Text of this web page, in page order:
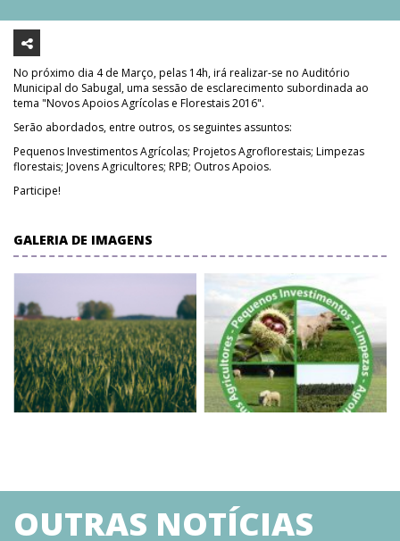
No próximo dia 4 de Março, pelas 14h, irá realizar-se no Auditório
Municipal do Sabugal, uma sessão de esclarecimento subordinada ao
tema "Novos Apoios Agrícolas e Florestais 2016".
Serão abordados, entre outros, os seguintes assuntos:
Pequenos Investimentos Agrícolas; Projetos Agroflorestais; Limpezas
florestais; Jovens Agricultores; RPB; Outros Apoios.
Participe!
GALERIA DE IMAGENS
OUTRAS NOTÍCIAS